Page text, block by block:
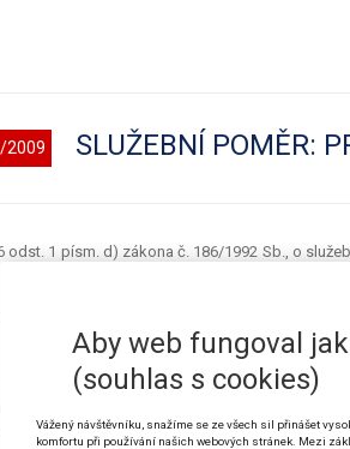
2009 SLUŽEBNÍ POMĚR:
odst. 1 písm. d) zákona č. 186/1992 Sb., o
zákon")
trestního zákona
věci se příslušník Policie České
České republiky. Pokud takový skutek
nebyly splněny podmínky pro jeho
poměru příslušníků Policie České
Aby web fungoval
(souhlas s cookies)
Vážený návštěvníku, snažíme se ze všech sil přinášet
komfortu při používání našich webových stránek. Mezi